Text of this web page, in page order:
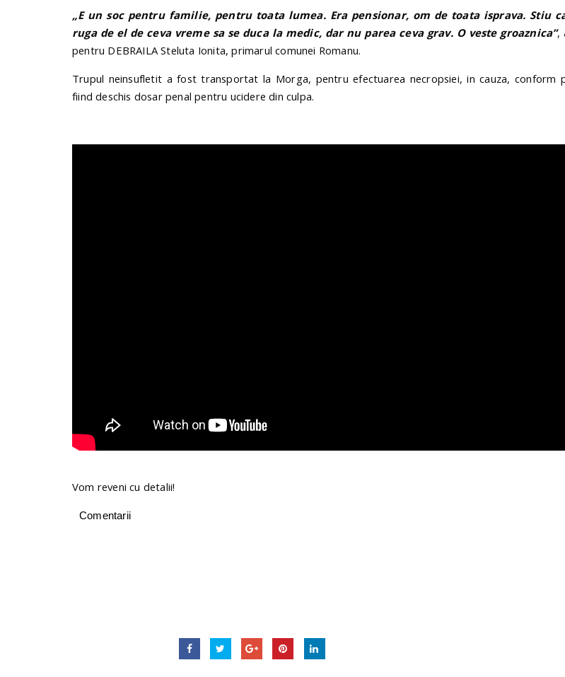
„E un soc pentru familie, pentru toata lumea. Era pensionar, om de toata isprava. Stiu
ruga de el de ceva vreme sa se duca la medic, dar nu parea ceva grav. O veste groaznica”,
pentru DEBRAILA Steluta Ionita, primarul comunei Romanu.
Trupul neinsufletit a fost transportat la Morga, pentru efectuarea necropsiei, in cauza, conform
fiind deschis dosar penal pentru ucidere din culpa.
Vom reveni cu detalii!
Comentarii